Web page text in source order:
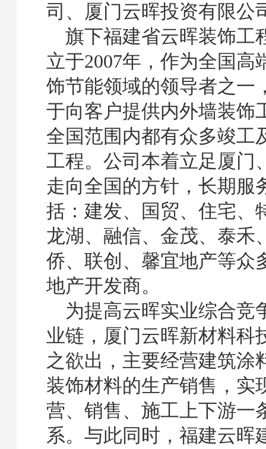
司、厦门云晖投资有限公
旗下福建省云晖装饰工
立于2007年，作为全国高
饰节能领域的领导者之一
于向客户提供内外墙装饰
全国范围内都有众多竣工
工程。公司本着立足厦门
走向全国的方针，长期服
括：建发、国贸、住宅、
龙湖、融信、金茂、泰禾
侨、联创、馨宜地产等众
地产开发商。
为提高云晖实业综合竞
业链，厦门云晖新材料科
之欲出，主要经营建筑涂
装饰材料的生产销售，实
营、销售、施工上下游一
系。与此同时，福建云晖